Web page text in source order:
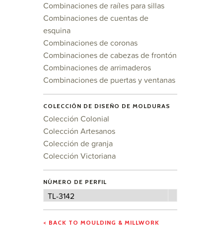
Combinaciones de raíles para sillas
Combinaciones de cuentas de
esquina
Combinaciones de coronas
Combinaciones de cabezas de frontón
Combinaciones de arrimaderos
Combinaciones de puertas y ventanas
COLECCIÓN DE DISEÑO DE MOLDURAS
Colección Colonial
Colección Artesanos
Colección de granja
Colección Victoriana
NÚMERO DE PERFIL
Número
perfil
TL-3142
< BACK TO MOULDING & MILLWORK